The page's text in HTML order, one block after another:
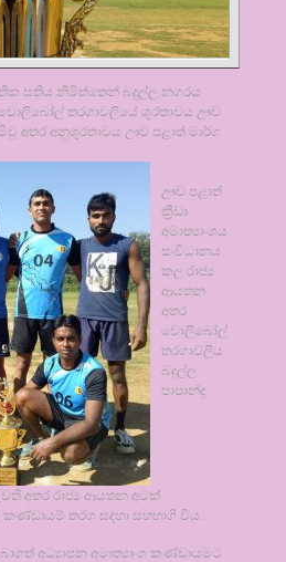
සතිය නිමිත්තෙන් බදුල්ල නගරය
වොලිබෝල් තරගාවලියේ ශූරතාවය ඌව
අතර අනුශූරතාවය ඌව පළාත් මාර්ග
ඌව පළාත්
ක්‍රීඩා
අමාත්‍යාංශය
සංවිධානය
කල රාජ්‍ය
ආයතන
අතර
වොලිබෝල්
තරගාවලිය
බදුල්ල
පාපාන්දු
අතර රාජ්‍ය ආයතන අටක්
තරග සදහා සහභාගි විය.
අධ්‍යාපන අමාත්‍යාංශ කණ්ඩායමට